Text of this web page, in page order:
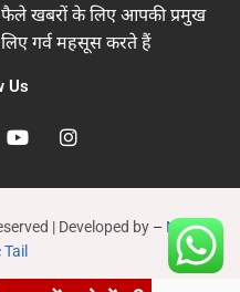
खबरों के लिए आपकी प्रमुख
गर्व महसूस करते हैं
Us
| Developed by – New